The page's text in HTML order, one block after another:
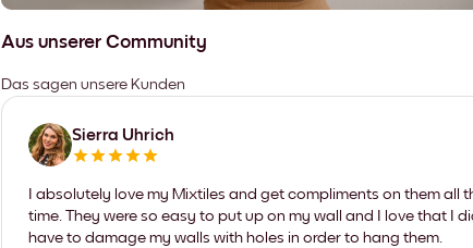
Aus unserer Community
Das sagen unsere Kunden
Sierra Uhrich
I absolutely love my Mixtiles and get compliments on them all
time. They were so easy to put up on my wall and I love that I
have to damage my walls with holes in order to hang them.